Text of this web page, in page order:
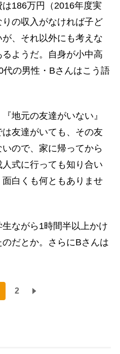
186万円（2016年度実
の収入がなければ子ど
、それ以外にも考えな
ようだ。自身が小中高
の男性・Bさんはこう語
地元の友達がいない』
友達がいても、その友
ので、家に帰ってから
式に行っても知り合い
白くも何ともありませ
ながら1時間半以上かけ
だとか。さらにBさんは
2